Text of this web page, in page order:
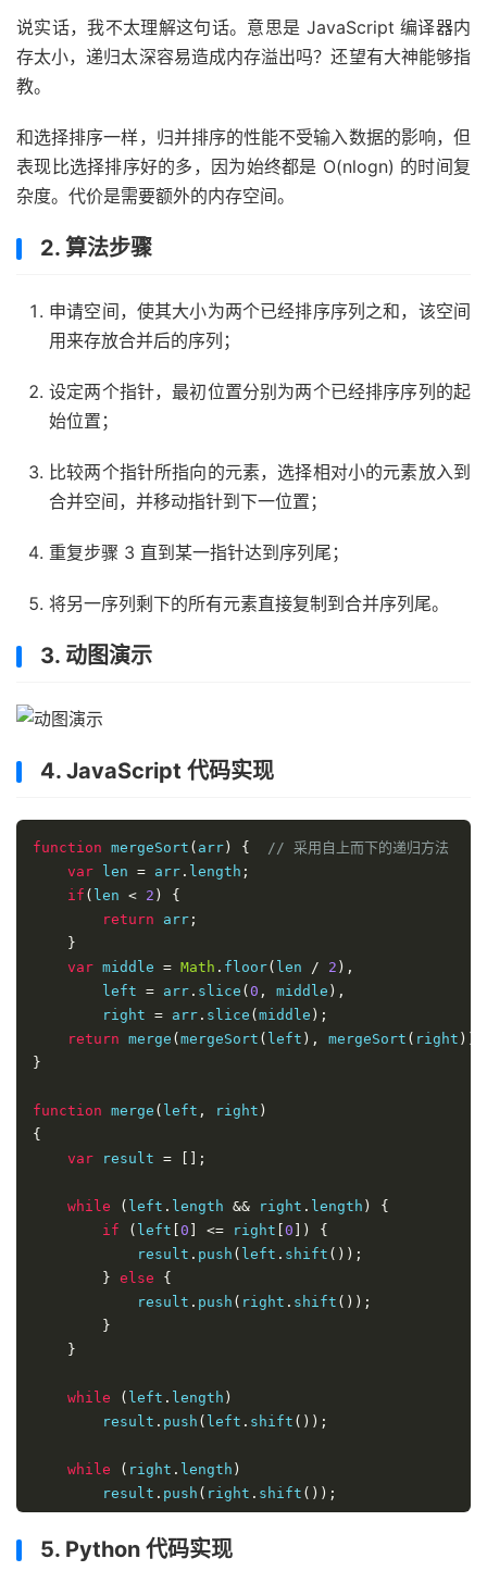
说实话，我不太理解这句话。意思是 JavaScript 编译器内
存太小，递归太深容易造成内存溢出吗？还望有大神能够指
教。
和选择排序一样，归并排序的性能不受输入数据的影响，但
表现比选择排序好的多，因为始终都是 O(nlogn) 的时间复
杂度。代价是需要额外的内存空间。
2. 算法步骤
申请空间，使其大小为两个已经排序序列之和，该空间
用来存放合并后的序列；
设定两个指针，最初位置分别为两个已经排序序列的起
始位置；
比较两个指针所指向的元素，选择相对小的元素放入到
合并空间，并移动指针到下一位置；
重复步骤 3 直到某一指针达到序列尾；
将另一序列剩下的所有元素直接复制到合并序列尾。
3. 动图演示
4. JavaScript 代码实现
function mergeSort ( arr ) {
// 采用自上而下的递归方法
var len = arr . length ;
if ( len < 2 )
{
return arr ;
}
var middle = Math . floor( len / 2 ),
        left
= arr . slice ( 0 , middle ),
        right
= arr . slice ( middle );
return merge ( mergeSort ( left ), mergeSort ( right ));
}
function merge ( left , right )
{
var result = [];
while ( left . length && right . length )
{
if
( left 0 <= right 0 ])
{
            result
. push ( left . shift ());
} else
{
            result
. push ( right . shift ());
}
}
while ( left . length )
        result
. push ( left . shift ());
while ( right . length )
        result
. push ( right . shift ());
return result;
5. Python 代码实现